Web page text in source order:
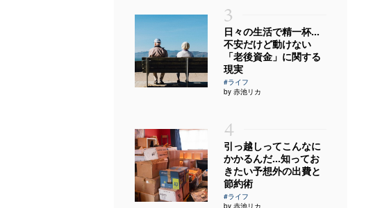
3
日々の生活で精一杯…
不安だけど動けない
「老後資金」に関する
現実
#ライフ
by 赤池リカ
4
引っ越しってこんなに
かかるんだ…知ってお
きたい予想外の出費と
節約術
#ライフ
by 赤池リカ